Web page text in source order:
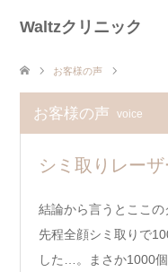
Waltzクリニック
お客様の声
お客様の声 voice
シミ取りレーザ
結論から言うとここの
先程全顔シミ取りで
した…。まさか1000